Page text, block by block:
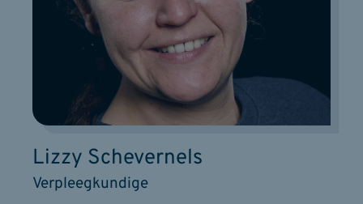
Verpleegkundige
Lizzy Schevernels